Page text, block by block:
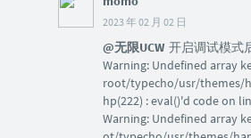
2023 年 02 月 02 日
@无限UCW 开启调试模式
Warning: Undefined array
root/typecho/usr/themes/
hp(222) : eval()'d code on
Warning: Undefined array